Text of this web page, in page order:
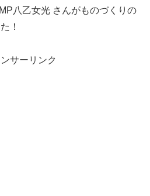
八乙女光 さんがものづくりの
！
サーリンク